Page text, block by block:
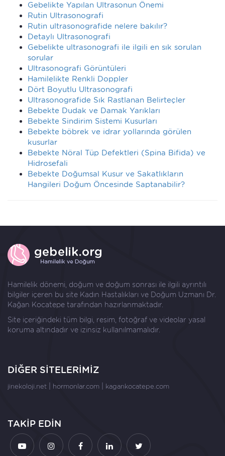
Gebelikte Yapılan Ultrasonun Önemi
Rutin Ultrasonografi
Rutin ultrasonografide nelere bakılır?
Detaylı Ultrasonografi
Gebelikte ultrasonografi ile ilgili en sık sorulan
sorular
Ultrasonografi Görüntüleri
Hamilelikte Renkli Doppler
Dört Boyutlu Ultrasonografi
Ultrasonografide Sık Rastlanan Belirteçler
Bebekte Dudak ve Damak Yarıkları
Bebekte Sindirim Sistemi Kusurları
Bebekte böbrek ve idrar yollarında görülen
kusurlar
Bebekte Nöral Tüp Defektleri (Spina Bifida) ve
Hidrosefali
Bebekte Doğumsal Kusur ve Sakatlıkların
Hangileri Doğum Öncesinde Saptanabilir?
Hamilelik dönemi, doğum ve doğum sonrası ile ilgili ayrıntılı
bilgiler içeren bu site Kadın Hastalıkları ve Doğum Uzmanı Dr.
Kağan Kocatepe tarafından hazırlanmaktadır.
Site içeriğindeki tüm bilgi, resim, fotoğraf ve videolar yasal
koruma altındadır ve izinsiz kullanılmamalıdır.
DİĞER SİTELERİMİZ
jinekoloji.net hormonlar.com kagankocatepe.com
TAKİP EDİN